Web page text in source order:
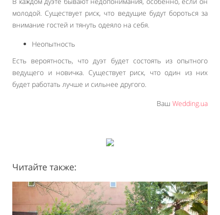
молодой. Существует риск, что ведущие будут бороться за
внимание гостей и тянуть одеяло на себя.
Неопытность
Есть вероятность, что дуэт будет состоять из опытного
ведущего и новичка. Существует риск, что один из них
будет работать лучше и сильнее другого.
Ваш Wedding.ua
Читайте также: